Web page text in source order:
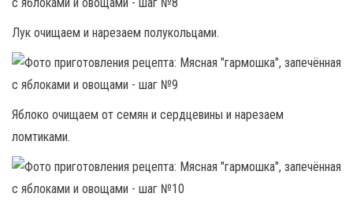
Лук очищаем и нарезаем полукольцами.
Яблоко очищаем от семян и сердцевины и нарезаем
ломтиками.